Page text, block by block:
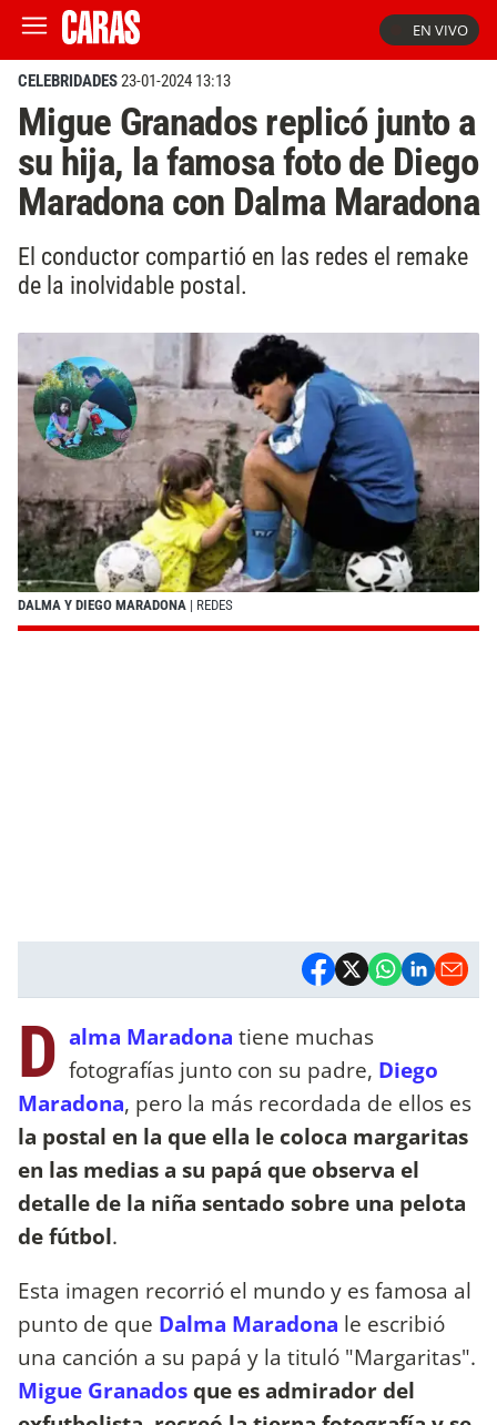
EN VIVO
CELEBRIDADES23-01-2024 13:13
Migue Granados replicó junto a
su hija, la famosa foto de Diego
Maradona con Dalma Maradona
El conductor compartió en las redes el remake
de la inolvidable postal.
DALMA Y DIEGO MARADONA | REDES
D alma Maradona tiene muchas
fotografías junto con su padre, Diego
Maradona, pero la más recordada de ellos es
la postal en la que ella le coloca margaritas
en las medias a su papá que observa el
detalle de la niña sentado sobre una pelota
de fútbol.
Esta imagen recorrió el mundo y es famosa al
punto de que Dalma Maradona le escribió
una canción a su papá y la tituló "Margaritas".
Migue Granadosque es admirador del